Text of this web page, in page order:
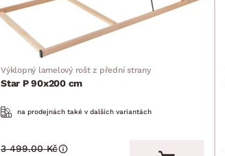
Výklopný lamelový rošt z přední strany
Star P 90x200 cm
na prodejnách také v dalších variantách
3 499.00 Kč